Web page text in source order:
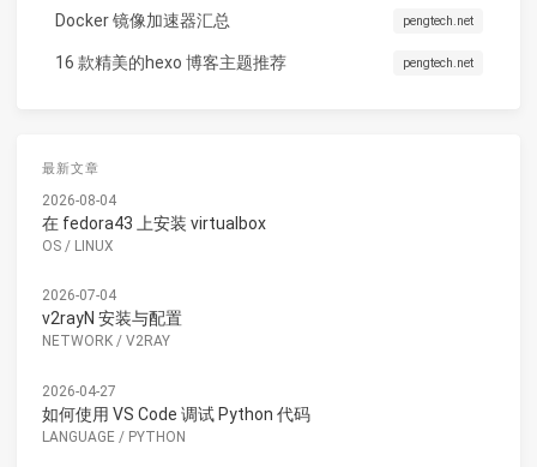
Docker 镜像加速器汇总 pengtech.net
16 款精美的hexo 博客主题推荐 pengtech.net
最新文章
2026-08-04
在 fedora43 上安装 virtualbox
OS / LINUX
2026-07-04
v2rayN 安装与配置
NETWORK / V2RAY
2026-04-27
如何使用 VS Code 调试 Python 代码
LANGUAGE / PYTHON